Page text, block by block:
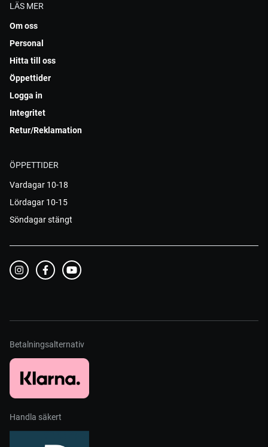
LÄS MER
Om oss
Personal
Hitta till oss
Öppettider
Logga in
Integritet
Retur/Reklamation
ÖPPETTIDER
Vardagar 10-18
Lördagar 10-15
Söndagar stängt
Betalningsalternativ
Handla säkert